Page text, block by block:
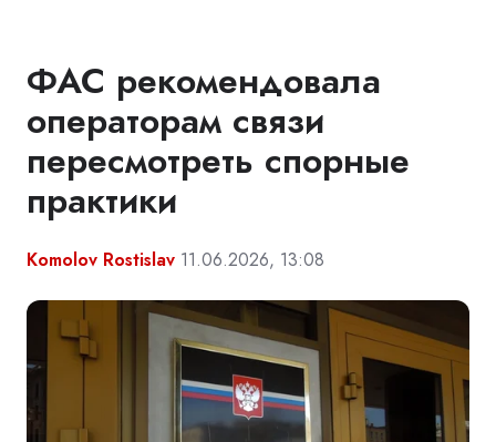
ФАС рекомендовала
операторам связи
пересмотреть спорные
практики
Komolov Rostislav 11.06.2026, 13:08